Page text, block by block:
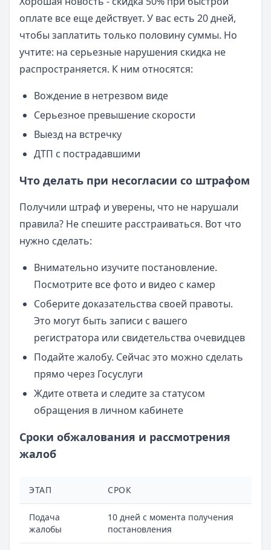
оплате все еще действует. У вас есть 20 дней,
чтобы заплатить только половину суммы. Но
учтите: на серьезные нарушения скидка не
распространяется. К ним относятся:
Вождение в нетрезвом виде
Серьезное превышение скорости
Выезд на встречку
ДТП с пострадавшими
Что делать при несогласии со штрафом
Получили штраф и уверены, что не нарушали
правила? Не спешите расстраиваться. Вот что
нужно сделать:
Внимательно изучите постановление.
Посмотрите все фото и видео с камер
Соберите доказательства своей правоты.
Это могут быть записи с вашего
регистратора или свидетельства очевидцев
Подайте жалобу. Сейчас это можно сделать
прямо через Госуслуги
Ждите ответа и следите за статусом
обращения в личном кабинете
Сроки обжалования и рассмотрения
жалоб
ЭТАП СРОК
Подача
жалобы
10 дней с момента получения
постановления